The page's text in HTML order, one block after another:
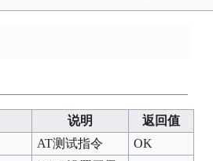
说明
返回值
AT测试指令 OK